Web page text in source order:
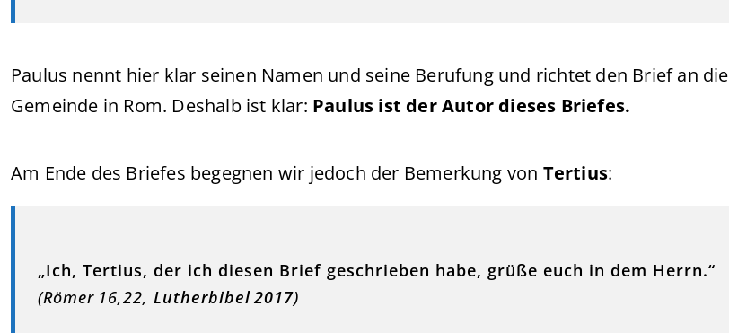
Paulus nennt hier klar seinen Namen und seine Berufung und richtet den Brief an die
Gemeinde in Rom. Deshalb ist klar: Paulus ist der Autor dieses Briefes.
Am Ende des Briefes begegnen wir jedoch der Bemerkung von Tertius:
„Ich, Tertius, der ich diesen Brief geschrieben habe, grüße euch in dem Herrn.“
(Römer 16,22, Lutherbibel 2017)